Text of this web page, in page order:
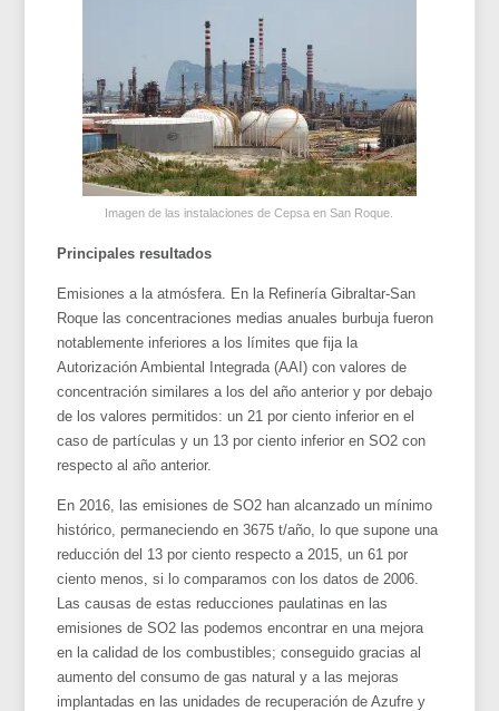
Imagen de las instalaciones de Cepsa en San Roque.
Principales resultados
Emisiones a la atmósfera. En la Refinería Gibraltar-San
Roque las concentraciones medias anuales burbuja fueron
notablemente inferiores a los límites que fija la
Autorización Ambiental Integrada (AAI) con valores de
concentración similares a los del año anterior y por debajo
de los valores permitidos: un 21 por ciento inferior en el
caso de partículas y un 13 por ciento inferior en SO2 con
respecto al año anterior.
En 2016, las emisiones de SO2 han alcanzado un mínimo
histórico, permaneciendo en 3675 t/año, lo que supone una
reducción del 13 por ciento respecto a 2015, un 61 por
ciento menos, si lo comparamos con los datos de 2006.
Las causas de estas reducciones paulatinas en las
emisiones de SO2 las podemos encontrar en una mejora
en la calidad de los combustibles; conseguido gracias al
aumento del consumo de gas natural y a las mejoras
implantadas en las unidades de recuperación de Azufre y